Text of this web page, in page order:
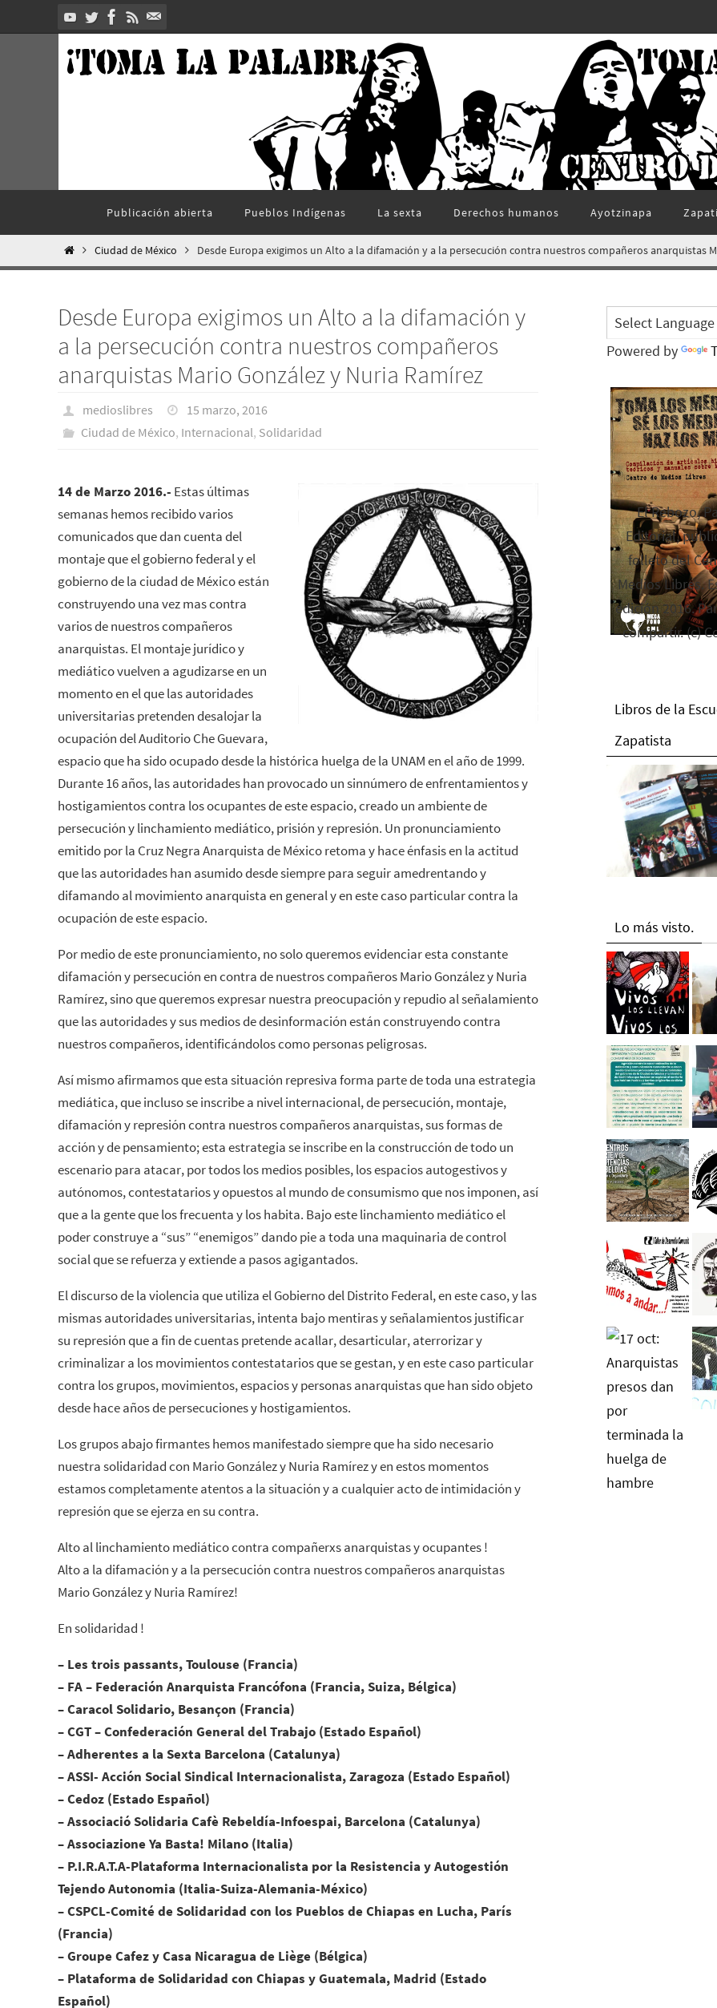
al
contenido
Publicación abierta Pueblos Indí­genas La sexta Derechos humanos Ayotzinapa
InicioCiudad de México Desde Europa exigimos un Alto a la difamación y a la persecución contra nuestros compañeros anarquistas
Desde Europa exigimos un Alto a la difamación y
a la persecución contra nuestros compañeros
anarquistas Mario González y Nuria Ramírez
medioslibres
15 marzo, 2016
Ciudad de México, Internacional, Solidaridad
14 de Marzo 2016.- Estas últimas
semanas hemos recibido varios
comunicados que dan cuenta del
montaje que el gobierno federal y el
gobierno de la ciudad de México están
construyendo una vez mas contra
varios de nuestros compañeros
anarquistas. El montaje jurídico y
mediático vuelven a agudizarse en un
momento en el que las autoridades
universitarias pretenden desalojar la
ocupación del Auditorio Che Guevara,
espacio que ha sido ocupado desde la histórica huelga de la UNAM en el año de 1999.
Durante 16 años, las autoridades han provocado un sinnúmero de enfrentamientos y
hostigamientos contra los ocupantes de este espacio, creado un ambiente de
persecución y linchamiento mediático, prisión y represión. Un pronunciamiento
emitido por la Cruz Negra Anarquista de México retoma y hace énfasis en la actitud
que las autoridades han asumido desde siempre para seguir amedrentando y
difamando al movimiento anarquista en general y en este caso particular contra la
ocupación de este espacio.
Por medio de este pronunciamiento, no solo queremos evidenciar esta constante
difamación y persecución en contra de nuestros compañeros Mario González y Nuria
Ramírez, sino que queremos expresar nuestra preocupación y repudio al señalamiento
que las autoridades y sus medios de desinformación están construyendo contra
nuestros compañeros, identificándolos como personas peligrosas.
Así mismo afirmamos que esta situación represiva forma parte de toda una estrategia
mediática, que incluso se inscribe a nivel internacional, de persecución, montaje,
difamación y represión contra nuestros compañeros anarquistas, sus formas de
acción y de pensamiento; esta estrategia se inscribe en la construcción de todo un
escenario para atacar, por todos los medios posibles, los espacios autogestivos y
autónomos, contestatarios y opuestos al mundo de consumismo que nos imponen, así
que a la gente que los frecuenta y los habita. Bajo este linchamiento mediático el
poder construye a “sus” “enemigos” dando pie a toda una maquinaria de control
social que se refuerza y extiende a pasos agigantados.
El discurso de la violencia que utiliza el Gobierno del Distrito Federal, en este caso, y las
mismas autoridades universitarias, intenta bajo mentiras y señalamientos justificar
su represión que a fin de cuentas pretende acallar, desarticular, aterrorizar y
criminalizar a los movimientos contestatarios que se gestan, y en este caso particular
contra los grupos, movimientos, espacios y personas anarquistas que han sido objeto
desde hace años de persecuciones y hostigamientos.
Los grupos abajo firmantes hemos manifestado siempre que ha sido necesario
nuestra solidaridad con Mario González y Nuria Ramírez y en estos momentos
estamos completamente atentos a la situación y a cualquier acto de intimidación y
represión que se ejerza en su contra.
Alto al linchamiento mediático contra compañerxs anarquistas y ocupantes !
Alto a la difamación y a la persecución contra nuestros compañeros anarquistas
Mario González y Nuria Ramírez!
En solidaridad !
– Les trois passants, Toulouse (Francia)
– FA – Federación Anarquista Francófona (Francia, Suiza, Bélgica)
– Caracol Solidario, Besançon (Francia)
– CGT – Confederación General del Trabajo (Estado Español)
– Adherentes a la Sexta Barcelona (Catalunya)
– ASSI- Acción Social Sindical Internacionalista, Zaragoza (Estado Español)
– Cedoz (Estado Español)
– Associació Solidaria Cafè Rebeldía-Infoespai, Barcelona (Catalunya)
– Associazione Ya Basta! Milano (Italia)
– P.I.R.A.T.A-Plataforma Internacionalista por la Resistencia y Autogestión
Tejendo Autonomia (Italia-Suiza-Alemania-México)
– CSPCL-Comité de Solidaridad con los Pueblos de Chiapas en Lucha, París
(Francia)
– Groupe Cafez y Casa Nicaragua de Liège (Bélgica)
– Plataforma de Solidaridad con Chiapas y Guatemala, Madrid (Estado
Español)
Powered by
El Rebozo,
Editorial,
folleto del
Medios Libres.
edición 2016.
compartir. (c)
Libros de la
Zapatista
Lo más visto.